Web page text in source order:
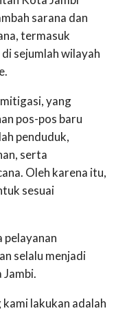
sarana dan
termasuk
sejumlah wilayah
yang
pos-pos baru
penduduk,
serta
Oleh karena itu,
sesuai
pelayanan
selalu menjadi
lakukan adalah